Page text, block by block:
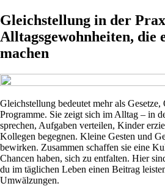
Gleichstellung in der
Alltagsgewohnheiten, die
machen
Gleichstellung bedeutet mehr als
Programme. Sie zeigt sich im Alltag – in
sprechen, Aufgaben verteilen, Kinder
Kollegen begegnen. Kleine Gesten und
bewirken. Zusammen schaffen sie eine
Chancen haben, sich zu entfalten. Hier
du im täglichen Leben einen Beitrag
Umwälzungen.